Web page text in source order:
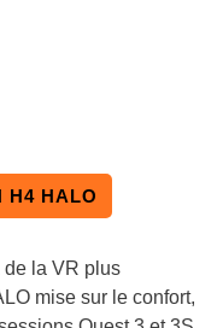
H4 HALO
de la VR plus
mise sur le confort,